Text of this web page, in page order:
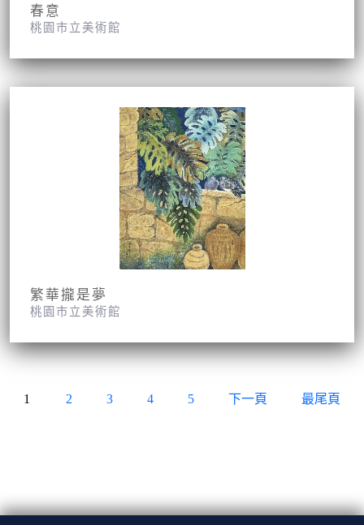
春意
桃園市立美術館
繁華攏是夢
桃園市立美術館
1 2 3 4 5 下一頁 最尾頁